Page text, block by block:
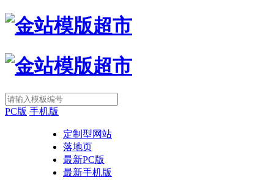
PC版 手机版
定制型网站
落地页
最新PC版
最新手机版